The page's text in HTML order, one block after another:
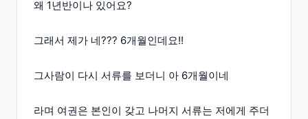
왜 1년반이나 있어요?
그래서 제가 네??? 6개월인데요!!
그사람이 다시 서류를 보더니 아 6개월이네
라며 여권은 본인이 갖고 나머지 서류는 저에게 주더